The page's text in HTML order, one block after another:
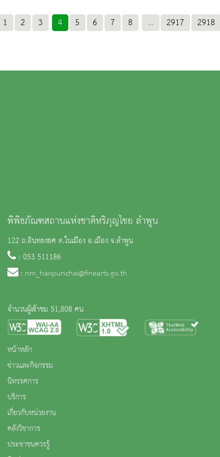
1 2 3 4 5 6 7 8 ... 2917 2918
พิพิธภัณฑสถานแห่งชาติหริภุญไชย ลำพูน
122 ถ.อินทยงยศ ต.ในเมือง อ.เมือง จ.ลำพูน
: 053 511186
: nm_haripunchai@finearts.go.th
จำนวนผู้เข้าชม 51,808 คน
หน้าหลัก
ข่าวและกิจกรรม
นิทรรศการ
บริการ
เกี่ยวกับหน่วยงาน
คลังวิชาการ
ประชาชนควรรู้